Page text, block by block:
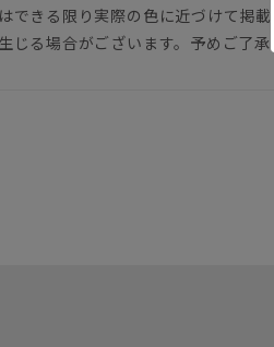
できる限り実際の色に近づけて掲
じる場合がございます。予めご了